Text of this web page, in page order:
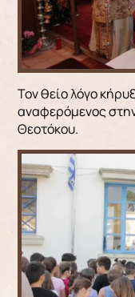
Τον θείο λόγο
αναφερόμενος
Θεοτόκου.